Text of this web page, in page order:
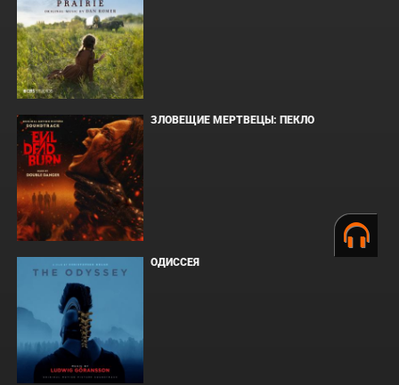
ЗЛОВЕЩИЕ МЕРТВЕЦЫ: ПЕКЛО
ОДИССЕЯ